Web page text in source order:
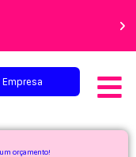
orçamento!